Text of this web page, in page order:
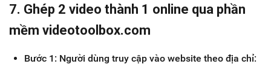
7. Ghép 2 video thành 1 online qua phần
mềm videotoolbox.com
Bước 1: Người dùng truy cập vào website theo địa chỉ: